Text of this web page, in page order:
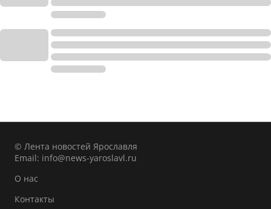
© Лента новостей Ярославля
Email: info@news-yaroslavl.ru
О нас
Контакты